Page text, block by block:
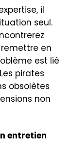
il
seul.
en
est lié
pirates
obsolètes
non
entretien